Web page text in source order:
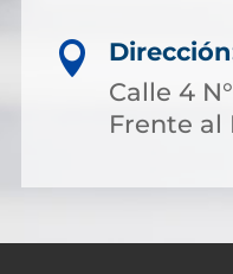

Calle 4
Frente al